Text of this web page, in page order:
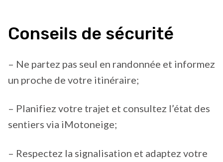
Conseils de sécurité
– Ne partez pas seul en randonnée et informez
un proche de votre itinéraire;
– Planifiez votre trajet et consultez l’état des
sentiers via iMotoneige;
– Respectez la signalisation et adaptez votre